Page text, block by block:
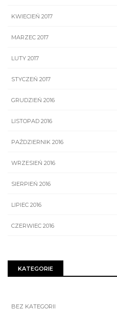
KWIECIEŃ 2017
MARZEC 2017
LUTY 2017
STYCZEŃ 2017
GRUDZIEŃ 2016
LISTOPAD 2016
PAŹDZIERNIK 2016
WRZESIEŃ 2016
SIERPIEŃ 2016
LIPIEC 2016
CZERWIEC 2016
KATEGORIE
BEZ KATEGORII